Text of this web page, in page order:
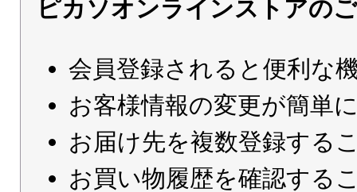
ピカソオンラインストアの
会員登録されると便利な
お客様情報の変更が簡単
お届け先を複数登録する
お買い物履歴を確認する